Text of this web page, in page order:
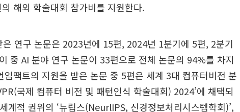
해외 학술대회 참가비를 지원한다.
연구 논문은 2023년에 15편, 2024년 1분기에 5편, 2분기
중 AI 분야 연구 논문이 33편으로 전체 논문의 94%를 차지
팩트의 지원을 받은 논문 중 5편은 세계 3대 컴퓨터비전 분
국제 컴퓨터 비전 및 패턴인식 학술대회) 2024’에 채택되
계적 권위의 ‘뉴립스(NeurlIPS, 신경정보처리시스템학회)’,